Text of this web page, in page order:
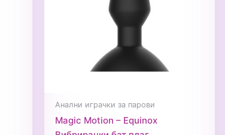
Анални играчки за парови
Magic Motion – Equinox